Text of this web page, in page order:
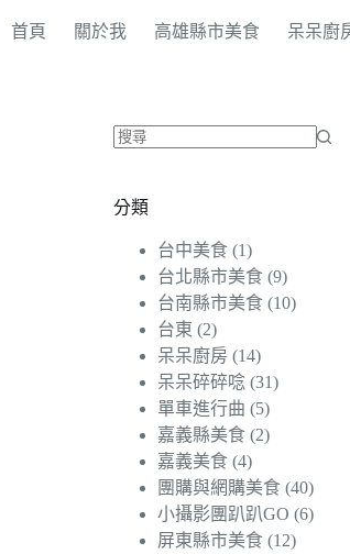
首頁 關於我 高雄縣市美食 呆呆廚
到
分類
台中美食 (1)
台北縣市美食 (9)
台南縣市美食 (10)
台東 (2)
呆呆廚房 (14)
呆呆碎碎唸 (31)
單車進行曲 (5)
嘉義縣美食 (2)
嘉義美食 (4)
團購與網購美食 (40)
小攝影團趴趴GO (6)
屏東縣市美食 (12)